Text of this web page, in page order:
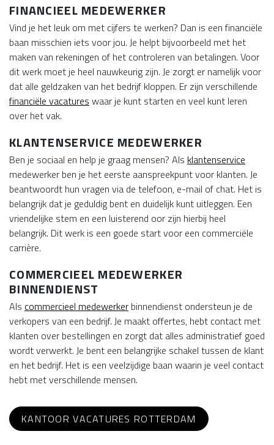
FINANCIEEL MEDEWERKER
Vind je het leuk om met cijfers te werken? Dan is een financiële
baan misschien iets voor jou. Je helpt bijvoorbeeld met het
maken van rekeningen of het controleren van betalingen. Voor
dit werk moet je heel nauwkeurig zijn. Je zorgt er namelijk voor
dat alle geldzaken van het bedrijf kloppen. Er zijn verschillende
financiële vacatures waar je kunt starten en veel kunt leren
over het vak.
KLANTENSERVICE MEDEWERKER
Ben je sociaal en help je graag mensen? Als klantenservice
medewerker ben je het eerste aanspreekpunt voor klanten. Je
beantwoordt hun vragen via de telefoon, e-mail of chat. Het is
belangrijk dat je geduldig bent en duidelijk kunt uitleggen. Een
vriendelijke stem en een luisterend oor zijn hierbij heel
belangrijk. Dit werk is een goede start voor een commerciële
carrière.
COMMERCIEEL MEDEWERKER
BINNENDIENST
Als commercieel medewerker binnendienst ondersteun je de
verkopers van een bedrijf. Je maakt offertes, hebt contact met
klanten over bestellingen en zorgt dat alles administratief goed
wordt verwerkt. Je bent een belangrijke schakel tussen de klant
en het bedrijf. Het is een veelzijdige baan waarin je veel contact
hebt met verschillende mensen.
KANTOOR VACATURES ROTTERDAM